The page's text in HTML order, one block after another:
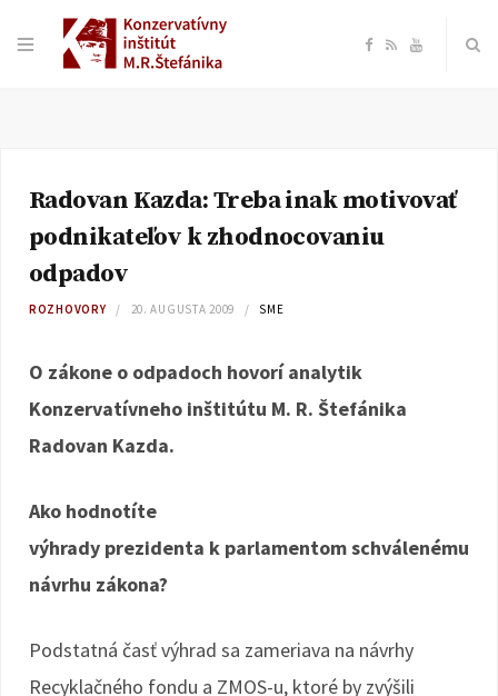
F
e
R Y
T
Radovan Kazda: Treba inak motivovať
podnikateľov k zhodnocovaniu
odpadov
ROZHOVORY 20. AUGUSTA 2009 SME
O zákone o odpadoch hovorí analytik
Konzervatívneho inštitútu M. R. Štefánika
Radovan Kazda.
Ako hodnotíte
výhrady prezidenta k parlamentom schválenému
návrhu zákona?
Podstatná časť výhrad sa zameriava na návrhy
Recyklačného fondu a ZMOS-u, ktoré by zvýšili